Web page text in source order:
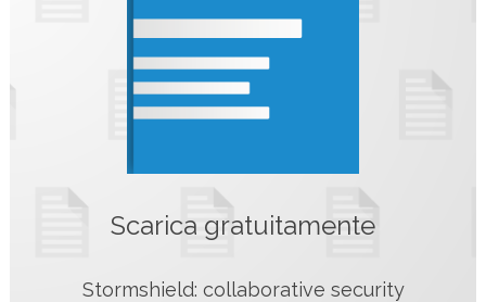
Scarica gratuitamente
Stormshield: collaborative security